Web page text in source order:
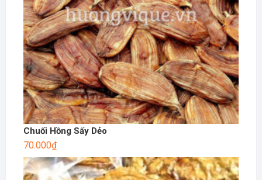
Chuối Hồng Sấy Dẻo
70.000₫